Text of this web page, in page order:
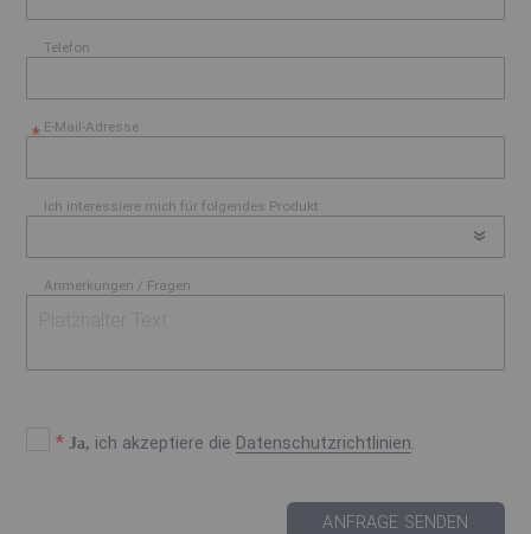
Telefon
E-Mail-Adresse
Ich interessiere mich für folgendes Produkt
Anmerkungen / Fragen
Ja, ich akzeptiere die Datenschutzrichtlinien*
* Ja, ich akzeptiere die Datenschutzrichtlinien.
ANFRAGE SENDEN